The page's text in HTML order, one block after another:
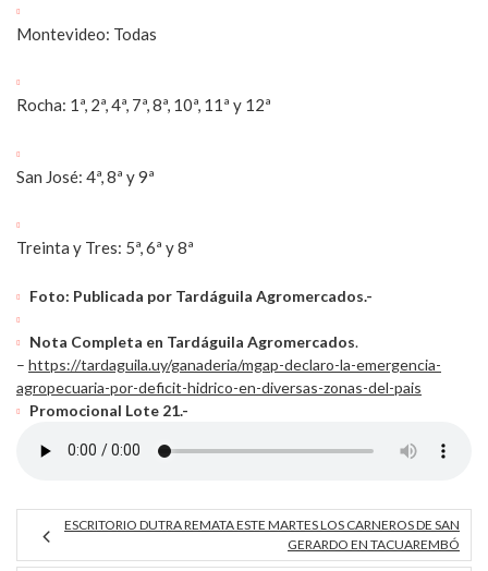
Montevideo: Todas
Rocha: 1ª, 2ª, 4ª, 7ª, 8ª, 10ª, 11ª y 12ª
San José: 4ª, 8ª y 9ª
Treinta y Tres: 5ª, 6ª y 8ª
Foto: Publicada por Tardáguila Agromercados.-
Nota Completa en Tardáguila Agromercados.
– https://tardaguila.uy/ganaderia/mgap-declaro-la-emergencia-
agropecuaria-por-deficit-hidrico-en-diversas-zonas-del-pais
Promocional Lote 21.-
ESCRITORIO DUTRA REMATA ESTE MARTES LOS CARNEROS DE SAN
GERARDO EN TACUAREMBÓ